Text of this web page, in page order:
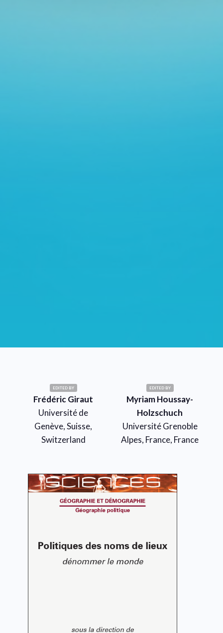
EDITED BY
Frédéric Giraut
Université de
Genève, Suisse,
Switzerland
EDITED BY
Myriam Houssay-
Holzschuch
Université Grenoble
Alpes, France, France